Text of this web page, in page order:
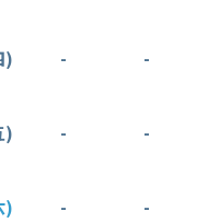
) - -
) - -
) - -